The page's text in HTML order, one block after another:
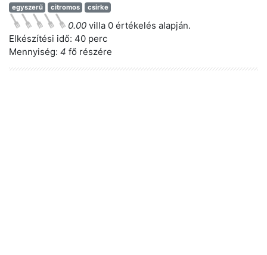
egyszerű citromos csirke
0.00 villa 0 értékelés alapján.
Elkészítési idő: 40 perc
Mennyiség: 4 fő részére